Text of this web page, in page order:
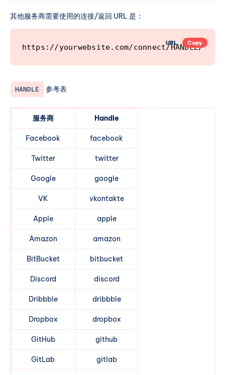
其他服务商需要使用的连接/返回 URL 是：
https://yourwebsite.com/connect/HANDLE/
URL Copy
HANDLE 参考表
服务商 Handle
Facebook facebook
Twitter twitter
Google google
VK vkontakte
Apple apple
Amazon amazon
BitBucket bitbucket
Discord discord
Dribbble dribbble
Dropbox dropbox
GitHub github
GitLab gitlab